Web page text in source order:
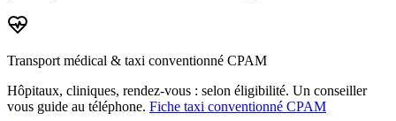
Transport médical & taxi conventionné CPAM
Hôpitaux, cliniques, rendez-vous : selon éligibilité. Un conseiller
vous guide au téléphone. Fiche taxi conventionné CPAM